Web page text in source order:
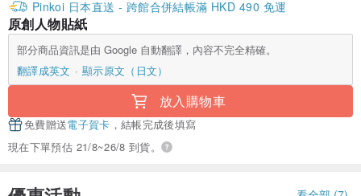
Pinkoi 日本直送 - 跨館合併結帳滿 HKD 490 免運
原創人物貼紙
部分商品資訊是由 Google 自動翻譯，內容不完全精確。
翻譯成英文
顯示原文（日文）
放入購物車
免費贈送電子賀卡 ，結帳完成後填寫
現在下單預估 21/8~26/8 到貨。